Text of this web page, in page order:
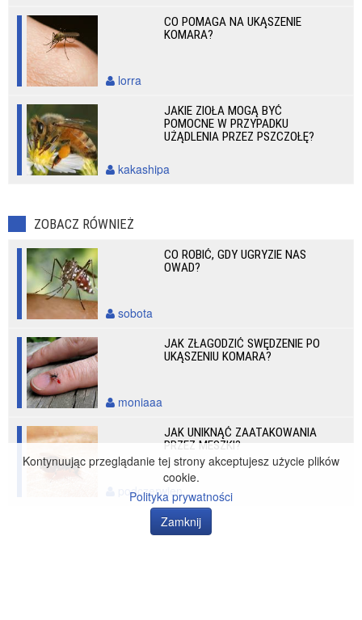
CO POMAGA NA UKĄSZENIE
KOMARA?
lorra
JAKIE ZIOŁA MOGĄ BYĆ
POMOCNE W PRZYPADKU
UŻĄDLENIA PRZEZ PSZCZOŁĘ?
kakashipa
ZOBACZ RÓWNIEŻ
CO ROBIĆ, GDY UGRYZIE NAS
OWAD?
sobota
JAK ZŁAGODZIĆ SWĘDZENIE PO
UKĄSZENIU KOMARA?
moniaaa
JAK UNIKNĄĆ ZAATAKOWANIA
PRZEZ MESZKI?
podczerwien
Kontynuując przeglądanie tej strony akceptujesz użycie plików
cookie.
Polityka prywatności
Zamknij